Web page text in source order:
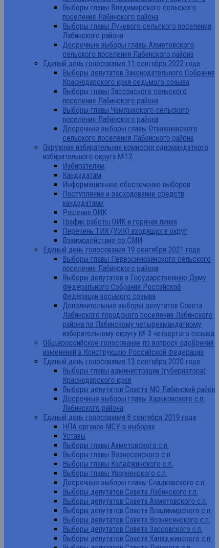
Выборы главы Владимирского сельского
поселения Лабинского района
Выборы главы Лучевого сельского поселения
Лабинского района
Досрочные выборы главы Ахметовского
сельского поселения Лабинского района
Единый день голосования 11 сентября 2022 года
Выборы депутатов Законодательного Собрания
Краснодарского края седьмого созыва
Выборы главы Зассовского сельского
поселения Лабинского района
Выборы главы Чамлыкского сельского
поселения Лабинского района
Досрочные выборы главы Отважненского
сельского поселения Лабинского района
Окружная избирательная комиссия одномандатного
избирательного округа №12
Избирателям
Кандидатам
Информационное обеспечение выборов
Поступление и расходование средств
кандидатами
Решения ОИК
График работы ОИК и горячая линия
Перечень ТИК (УИК) входящих в округ
Взаимодействие со СМИ
Единый день голосования 19 сентября 2021 года
Выборы главы Первосинюхинского сельского
поселения Лабинского района
Выборы депутатов в Государственную Думу
Федерального Собрания Российской
Федерации восьмого созыва
Дополнительные выборы депутатов Совета
Лабинского городского поселения Лабинского
района по Лабинскому четырехмандатному
избирательному округу № 3 четвертого созыва
Общероссийское голосование по вопросу одобрения
изменений в Конструкцию Российской Федерации
Единый день голосования 13 сентября 2020 года
Выборы главы администрации (губернатора)
Краснодарского края
Выборы депутатов Совета МО Лабинский район
Досрочные выборы главы Харьковского с.п.
Лабинского района
Единый день голосования 8 сентября 2019 года
НПА органов МСУ о выборах
Уставы
Выборы главы Ахметовского с.п.
Выборы главы Вознесенского с.п.
Выборы главы Каладжинского с.п.
Выборы главы Упорненского с.п.
Досрочные выборы главы Сладковского с.п.
Выборы депутатов Совета Лабинского г.п.
Выборы депутатов Совета Ахметовского с.п.
Выборы депутатов Совета Владимирского с.п.
Выборы депутатов Совета Вознесенского с.п.
Выборы депутатов Совета Зассовского с.п.
Выборы депутатов Совета Каладжинского с.п.